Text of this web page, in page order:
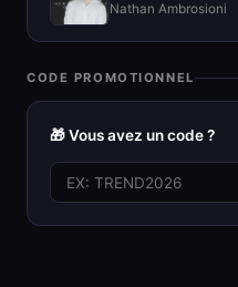
Nathan Ambrosioni
CODE PROMOTIONNEL
🎁 Vous avez un code ?